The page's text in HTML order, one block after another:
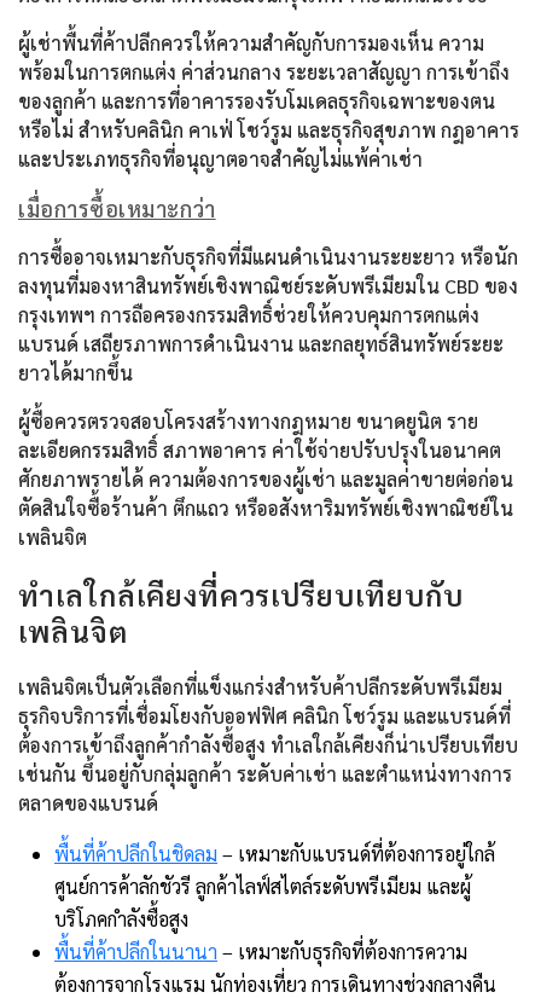
ผู้เช่าพื้นที่ค้าปลีกควรให้ความสำคัญกับการมองเห็น ความ
พร้อมในการตกแต่ง ค่าส่วนกลาง ระยะเวลาสัญญา การเข้าถึง
ของลูกค้า และการที่อาคารรองรับโมเดลธุรกิจเฉพาะของตน
หรือไม่ สำหรับคลินิก คาเฟ่ โชว์รูม และธุรกิจสุขภาพ กฎอาคาร
และประเภทธุรกิจที่อนุญาตอาจสำคัญไม่แพ้ค่าเช่า
เมื่อการซื้อเหมาะกว่า
การซื้ออาจเหมาะกับธุรกิจที่มีแผนดำเนินงานระยะยาว หรือนัก
ลงทุนที่มองหาสินทรัพย์เชิงพาณิชย์ระดับพรีเมียมใน CBD ของ
กรุงเทพฯ การถือครองกรรมสิทธิ์ช่วยให้ควบคุมการตกแต่ง
แบรนด์ เสถียรภาพการดำเนินงาน และกลยุทธ์สินทรัพย์ระยะ
ยาวได้มากขึ้น
ผู้ซื้อควรตรวจสอบโครงสร้างทางกฎหมาย ขนาดยูนิต ราย
ละเอียดกรรมสิทธิ์ สภาพอาคาร ค่าใช้จ่ายปรับปรุงในอนาคต
ศักยภาพรายได้ ความต้องการของผู้เช่า และมูลค่าขายต่อก่อน
ตัดสินใจซื้อร้านค้า ตึกแถว หรืออสังหาริมทรัพย์เชิงพาณิชย์ใน
เพลินจิต
ทำเลใกล้เคียงที่ควรเปรียบเทียบกับ
เพลินจิต
เพลินจิตเป็นตัวเลือกที่แข็งแกร่งสำหรับค้าปลีกระดับพรีเมียม
ธุรกิจบริการที่เชื่อมโยงกับออฟฟิศ คลินิก โชว์รูม และแบรนด์ที่
ต้องการเข้าถึงลูกค้ากำลังซื้อสูง ทำเลใกล้เคียงก็น่าเปรียบเทียบ
เช่นกัน ขึ้นอยู่กับกลุ่มลูกค้า ระดับค่าเช่า และตำแหน่งทางการ
ตลาดของแบรนด์
พื้นที่ค้าปลีกในชิดลม – เหมาะกับแบรนด์ที่ต้องการอยู่ใกล้
ศูนย์การค้าลักชัวรี ลูกค้าไลฟ์สไตล์ระดับพรีเมียม และผู้
บริโภคกำลังซื้อสูง
พื้นที่ค้าปลีกในนานา – เหมาะกับธุรกิจที่ต้องการความ
ต้องการจากโรงแรม นักท่องเที่ยว การเดินทางช่วงกลางคืน